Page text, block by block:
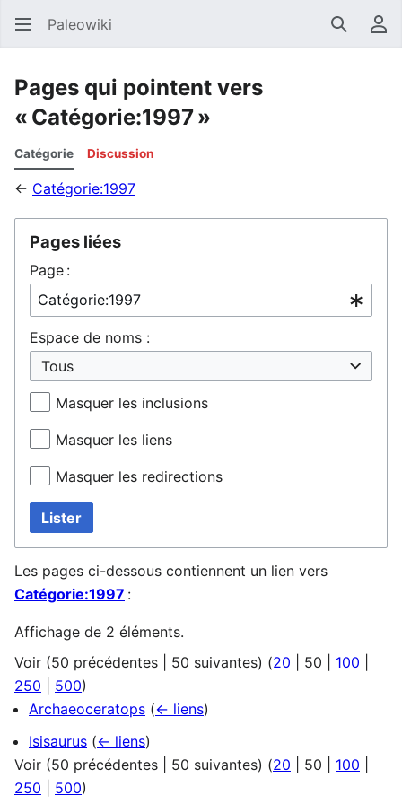
Paleowiki
Pages qui pointent vers
« Catégorie:1997 »
Catégorie Discussion
← Catégorie:1997
Pages liées
Page :
Espace de noms :
Tous
Masquer les inclusions
Masquer les liens
Masquer les redirections
Lister
Les pages ci-dessous contiennent un lien vers
Catégorie:1997 :
Affichage de 2 éléments.
Voir (50 précédentes 50 suivantes) (20 50 100
250
500)
Archaeoceratops (← liens)
Isisaurus (← liens)
Voir (50 précédentes 50 suivantes) (20 50 100
250
500)